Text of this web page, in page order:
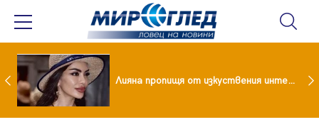
Популярен риалити герой заряза жена си заради друга Лияна пропищя от изкуствения интелект